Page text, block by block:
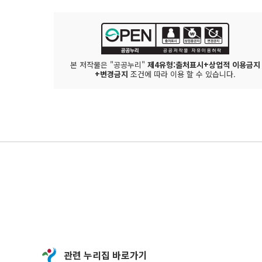
본 저작물은 "공공누리" 제4유형:출처표시+상업적 이용금지
+변경금지 조건에 따라 이용 할 수 있습니다.
관련 누리집 바로가기